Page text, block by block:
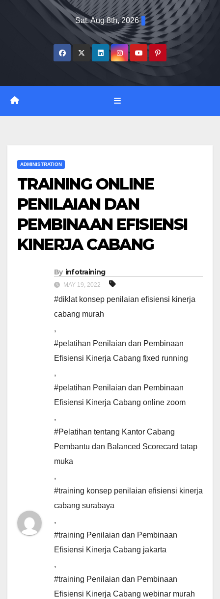
Sat. Aug 8th, 2026
ADMINISTRATION
TRAINING ONLINE
PENILAIAN DAN
PEMBINAAN EFISIENSI
KINERJA CABANG
By infotraining
MAY 19, 2022
#diklat konsep penilaian efisiensi kinerja
cabang murah
,
#pelatihan Penilaian dan Pembinaan
Efisiensi Kinerja Cabang fixed running
,
#pelatihan Penilaian dan Pembinaan
Efisiensi Kinerja Cabang online zoom
,
#Pelatihan tentang Kantor Cabang
Pembantu dan Balanced Scorecard tatap
muka
,
#training konsep penilaian efisiensi kinerja
cabang surabaya
,
#training Penilaian dan Pembinaan
Efisiensi Kinerja Cabang jakarta
,
#training Penilaian dan Pembinaan
Efisiensi Kinerja Cabang webinar murah